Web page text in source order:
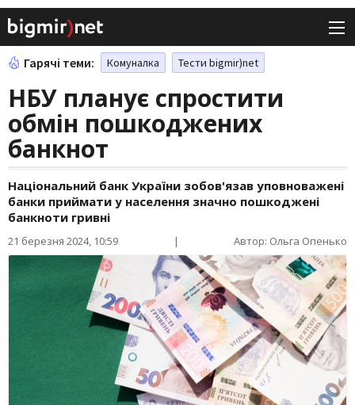
Гарячі теми: Комуналка Тести bigmir)net
НБУ планує спростити
обмін пошкоджених
банкнот
Національний банк України зобов'язав уповноважені
банки приймати у населення значно пошкоджені
банкноти гривні
21 березня 2024, 10:59 | Автор: Ольга Опенько